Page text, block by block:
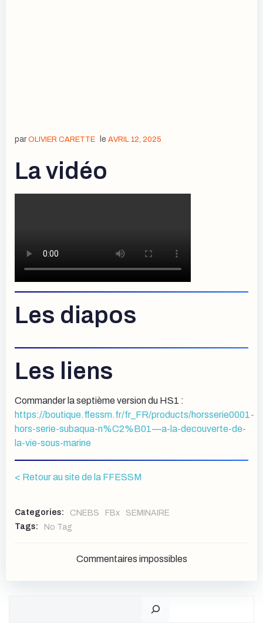
par OLIVIER CARETTE le AVRIL 12, 2025
La vidéo
Les diapos
Les liens
Commander la septième version du HS1 :
https://boutique.ffessm.fr/fr_FR/products/horsserie0001-
hors-serie-subaqua-n%C2%B01—a-la-decouverte-de-
la-vie-sous-marine
< Retour au site de la FFESSM
Categories: CNEBS FBx
SEMINAIRE
Tags:
No Tag
Commentaires impossibles